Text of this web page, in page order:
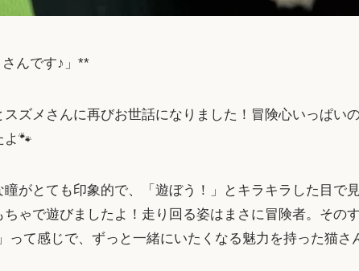
んです♪」**
ズメさんに再びお世話になりました！冒険心いっぱい
よ🐾
がとても印象的で、「遊ぼう！」とキラキラした目で
ゃで遊びましたよ！走り回る姿はまさに冒険者。その
って感じで、ずっと一緒にいたくなる魅力を持った猫さ